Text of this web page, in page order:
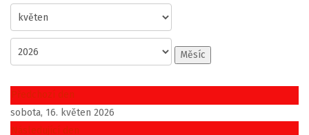
Měsíc
Předchozí den
sobota, 16. květen 2026
Následující den